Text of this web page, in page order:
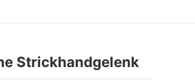
Strickhandgelenk